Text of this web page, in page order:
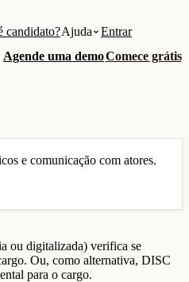
candidato?Ajuda
Entrar
Agende uma demoComece grátis
e comunicação com atores.
ou digitalizada) verifica se
Ou, como alternativa, DISC
para o cargo.